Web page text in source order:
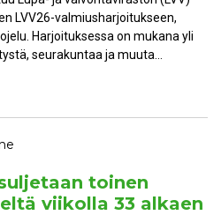
LVV26-valmiusharjoitukseen,
Harjoituksessa on mukana yli
seurakuntaa ja muuta…
toinen
viikolla 33 alkaen